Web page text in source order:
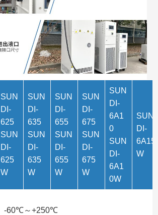
SUN
DI-
625
SUN
DI-
625
W
SUN
DI-
635
SUN
DI-
635
W
SUN
DI-
655
SUN
DI-
655
W
SUN
DI-
675
SUN
DI-
675
W
SUN
DI-
6A1
0
SUN
DI-
6A1
0W
SUN
DI-
6A15
W
-60℃～+250℃